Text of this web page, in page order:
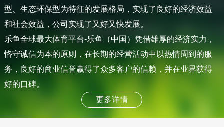
型、生态环保型为特征的发展格局，实现了良好的经济效益
和社会效益，公司实现了又好又快发展。
乐鱼全球最大体育平台-乐鱼（中国）凭借雄厚的经济实力，
恪守诚信为本的原则，在长期的经营活动中以热情周到的服
务，良好的商业信誉赢得了众多客户的信赖，并在业界获得
好的口碑。
更多详情